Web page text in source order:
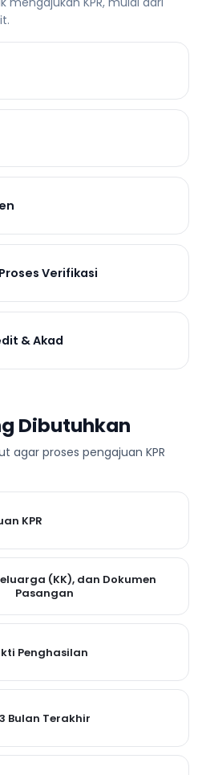
Verifikasi
& Akad
Dibutuhkan
agar proses pengajuan KPR
KPR
(KK), dan Dokumen
Pasangan
Penghasilan
Bulan Terakhir